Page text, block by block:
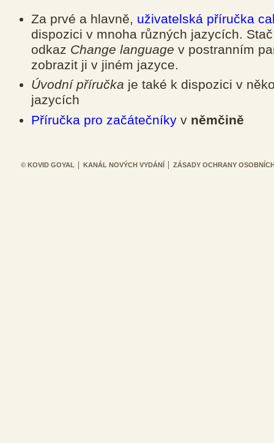
Za prvé a hlavně, uživatelská příručka
dispozici v mnoha různých jazycích.
odkaz Change language v postranním
zobrazit ji v jiném jazyce.
Úvodní příručka je také k dispozici v
jazycích
Příručka pro začátečníky v němčině
© KOVID GOYAL KANÁL NOVÝCH VYDÁNÍ ZÁSADY OCHRANY